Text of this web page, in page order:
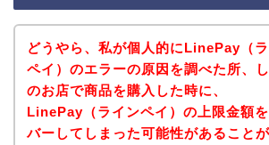
どうやら、私が個人的にLinePay（
ペイ）のエラーの原因を調べた所、し
のお店で商品を購入した時に、
LinePay（ラインペイ）の上限金額
バーしてしまった可能性があること